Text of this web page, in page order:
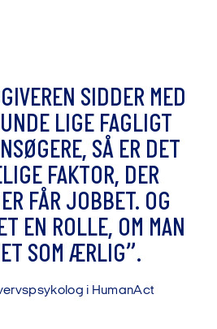
GIVEREN SIDDER MED
UNDE LIGE FAGLIGT
NSØGERE, SÅ ER DET
LIGE FAKTOR, DER
ER FÅR JOBBET. OG
T EN ROLLE, OM MAN
ET SOM ÆRLIG”.
ervspsykolog i HumanAct